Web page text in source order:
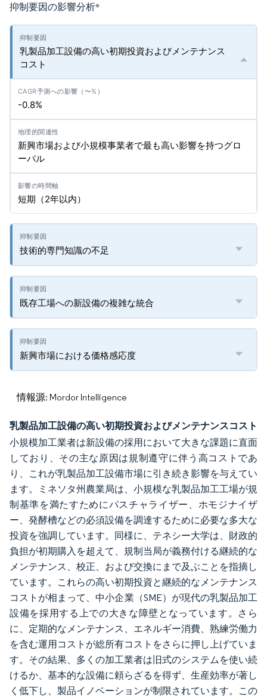
抑制要因の影響分析*
乳製品加工設備の高い初期投資およびメンテナンス
コスト
-0.8%
新興市場および小規模事業者で最も高い影響を持つグロ
ーバル
短期（2年以内）
技術的専門知識の不足
既存工場への新設備の複雑な統合
新興市場における価格感応度
情報源: Mordor Intelligence
乳製品加工設備の高い初期投資およびメンテナンスコスト
小規模加工業者は新設備の採用において大きな課題に直面
しており、その主な原因は規制遵守に伴う高コストであ
り、これが乳製品加工設備市場に引き続き影響を与えてい
ます。ミネソタ州農業局は、小規模な乳製品加工工場が規
制基準を満たすためにパスチャライザー、ホモジナイザ
ー、発酵槽などの必須設備を調達するために必要な多大な
投資を強調しています。同様に、テネシー大学は、財政的
負担が初期購入を超えて、規制当局が義務付ける継続的な
メンテナンス、校正、および交換にまで及ぶことを指摘し
ています。これらの高い初期投資と継続的なメンテナンス
コストが相まって、中小企業（SME）が現代の乳製品加工
設備を採用する上での大きな障壁となっています。さら
に、定期的なメンテナンス、エネルギー消費、熟練労働力
を含む運用コストが総所有コストをさらに押し上げていま
す。その結果、多くの加工業者は旧式のシステムを使い続
けるか、基本的な設備に頼らざるを得ず、生産効率が著し
く低下し、製品イノベーションが制限されています。この